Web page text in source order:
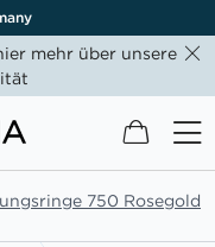
mehr über unsere
Mein
750 Rosegold